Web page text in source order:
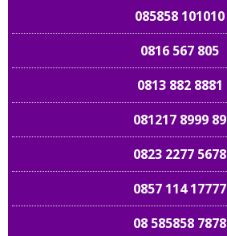
085858 101010
0816 567 805
0813 882 8881
081217 8999 89
0823 2277 5678
0857 114 17777
08 585858 7878